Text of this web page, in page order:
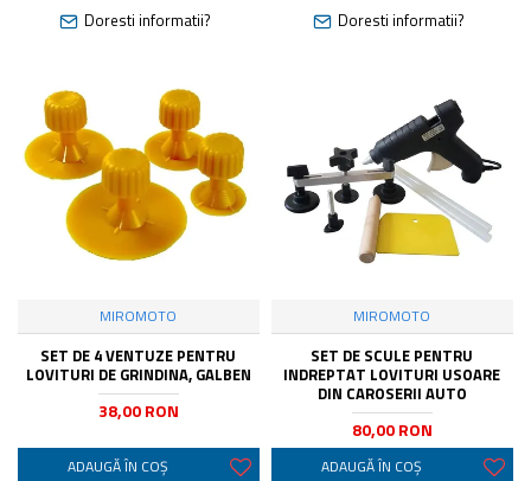
Doresti informatii?
Doresti informatii?
MIROMOTO
SET DE 4 VENTUZE PENTRU
LOVITURI DE GRINDINA, GALBEN
38,00 RON
ADAUGĂ ÎN COŞ
MIROMOTO
SET DE SCULE PENTRU
INDREPTAT LOVITURI USOARE
DIN CAROSERII AUTO
80,00 RON
ADAUGĂ ÎN COŞ